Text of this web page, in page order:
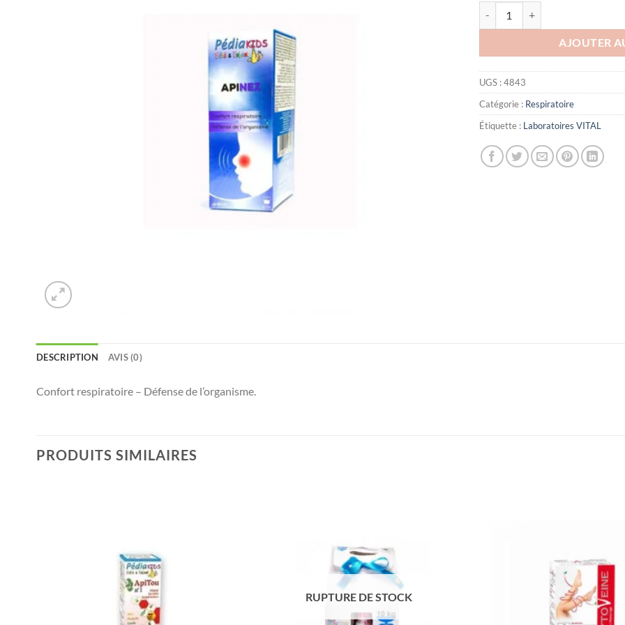
AJOUTER
UGS :4843
Catégorie : Respiratoire
Étiquette : Laboratoires VITAL
DESCRIPTION AVIS (0)
Confort respiratoire – Défense de l’organisme.
PRODUITS SIMILAIRES
RUPTURE DE STOCK